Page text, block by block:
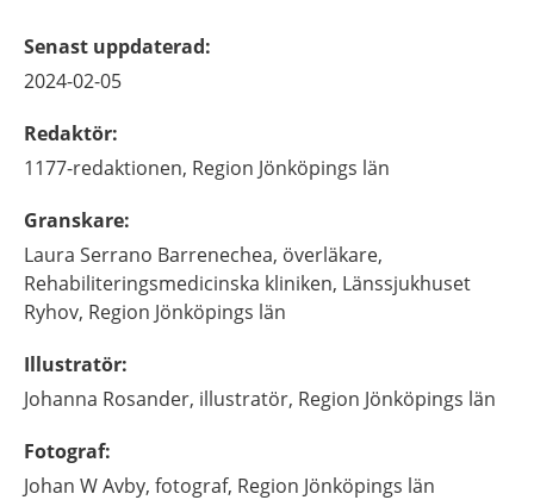
Senast uppdaterad:
2024-02-05
Redaktör:
1177-redaktionen, Region Jönköpings län
Granskare:
Laura Serrano Barrenechea, överläkare,
Rehabiliteringsmedicinska kliniken, Länssjukhuset
Ryhov, Region Jönköpings län
Illustratör:
Johanna Rosander, illustratör, Region Jönköpings län
Fotograf:
Johan W Avby, fotograf, Region Jönköpings län